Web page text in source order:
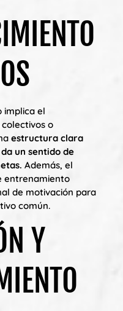
implica el
o
estructura clara
un sentido de
Además, el
entrenamiento
de motivación para
común.
Y